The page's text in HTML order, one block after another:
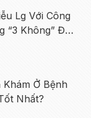
Lg Với Công
“3 Không” Độc
Ở Bệnh
Nhất?